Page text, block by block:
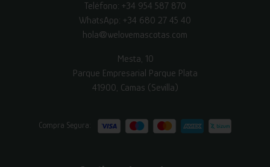
Teléfono: +34 954 587 870
WhatsApp: +34 680 27 45 40
hola@welovemascotas.com
Mesta, 10
Parque Empresarial Parque Plata
41900, Camas (Sevilla)
Compra Segura: